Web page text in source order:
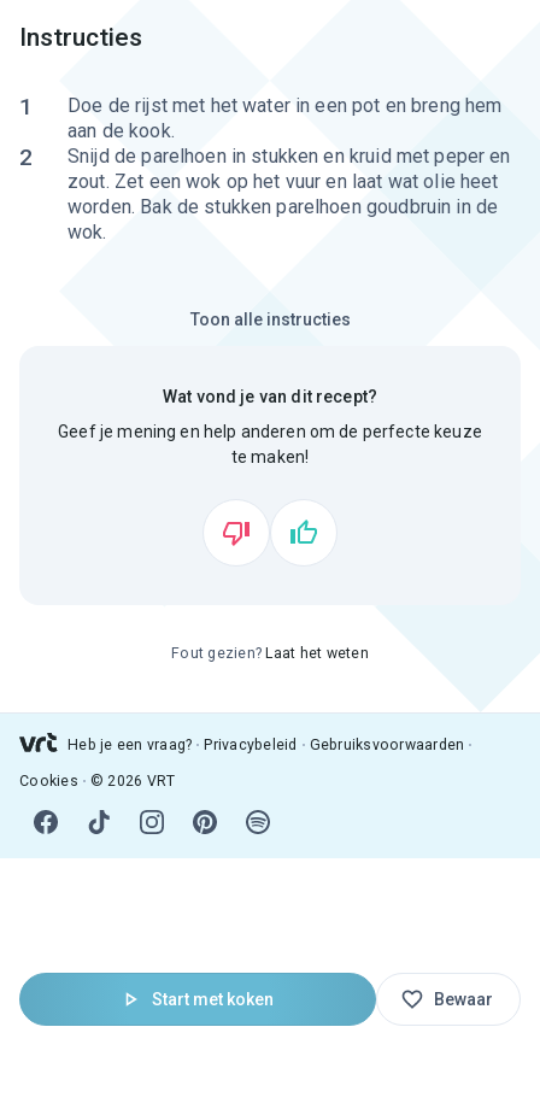
Start met koken Bewaar
Instructies
1
Doe de rijst met het water in een pot en breng hem
aan de kook.
2
Snijd de parelhoen in stukken en kruid met peper en
zout. Zet een wok op het vuur en laat wat olie heet
worden. Bak de stukken parelhoen goudbruin in de
wok.
Toon alle instructies
Wat vond je van dit recept?
Geef je mening en help anderen om de perfecte keuze
te maken!
Fout gezien? Laat het weten
Heb je een vraag? Privacybeleid Gebruiksvoorwaarden
Cookies © 2026 VRT